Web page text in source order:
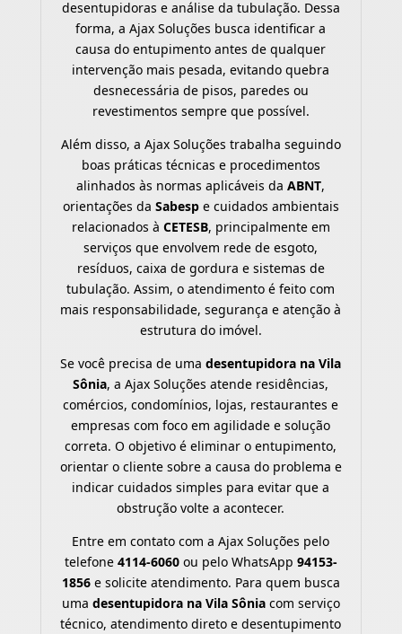
desentupidoras e análise da tubulação. Dessa
forma, a Ajax Soluções busca identificar a
causa do entupimento antes de qualquer
intervenção mais pesada, evitando quebra
desnecessária de pisos, paredes ou
revestimentos sempre que possível.
Além disso, a Ajax Soluções trabalha seguindo
boas práticas técnicas e procedimentos
alinhados às normas aplicáveis daABNT,
orientações da Sabespe cuidados ambientais
relacionados à CETESB, principalmente em
serviços que envolvem rede de esgoto,
resíduos, caixa de gordura e sistemas de
tubulação. Assim, o atendimento é feito com
mais responsabilidade, segurança e atenção à
estrutura do imóvel.
Se você precisa de umadesentupidora na Vila
Sônia, a Ajax Soluções atende residências,
comércios, condomínios, lojas, restaurantes e
empresas com foco em agilidade e solução
correta. O objetivo é eliminar o entupimento,
orientar o cliente sobre a causa do problema e
indicar cuidados simples para evitar que a
obstrução volte a acontecer.
Entre em contato com a Ajax Soluções pelo
telefone 4114-6060ou pelo WhatsApp 94153-
1856e solicite atendimento. Para quem busca
uma desentupidora na Vila Sôniacom serviço
técnico, atendimento direto e desentupimento